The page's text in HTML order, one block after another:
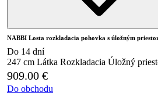
NABBI Losta rozkladacia pohovka s úložným
Do 14 dní
247 cm Látka Rozkladacia Úložný
909.00 €
Do obchodu